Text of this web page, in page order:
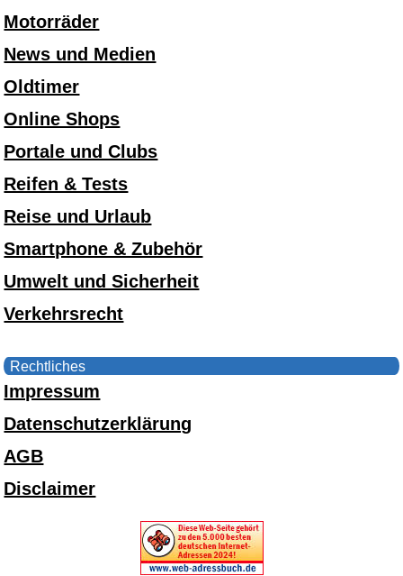
Motorräder
News und Medien
Oldtimer
Online Shops
Portale und Clubs
Reifen & Tests
Reise und Urlaub
Smartphone & Zubehör
Umwelt und Sicherheit
Verkehrsrecht
Rechtliches
Impressum
Datenschutzerklärung
AGB
Disclaimer